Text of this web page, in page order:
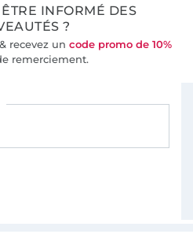
INFORMÉ DES
?
recevez un code promo de 10%
remerciement.